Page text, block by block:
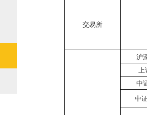
交易所
沪
上
中
中